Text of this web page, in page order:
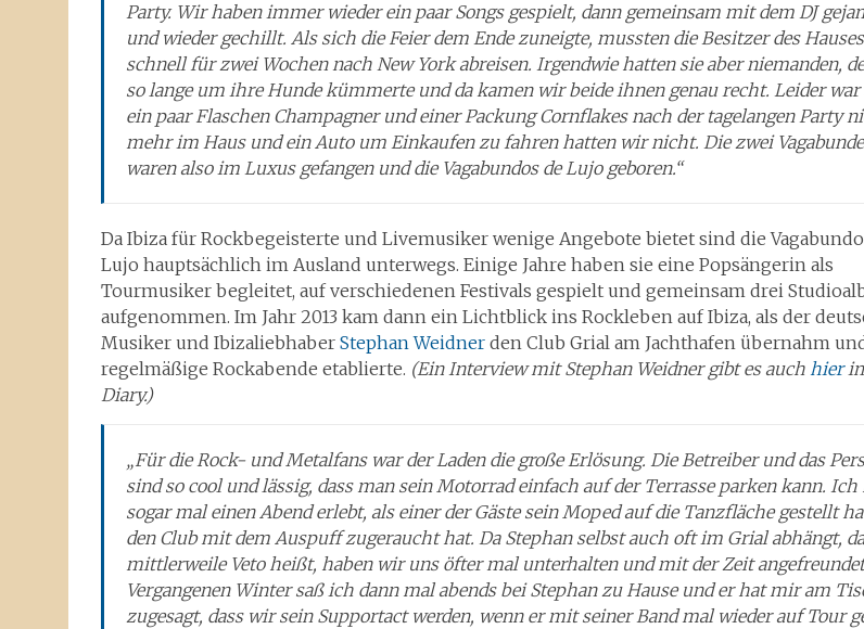
Party. Wir haben immer wieder ein paar Songs gespielt, dann gemeinsam mit dem DJ
und wieder gechillt. Als sich die Feier dem Ende zuneigte, mussten die Besitzer des Hauses
schnell für zwei Wochen nach New York abreisen. Irgendwie hatten sie aber niemanden,
so lange um ihre Hunde kümmerte und da kamen wir beide ihnen genau recht. Leider war
ein paar Flaschen Champagner und einer Packung Cornflakes nach der tagelangen Party
mehr im Haus und ein Auto um Einkaufen zu fahren hatten wir nicht. Die zwei
waren also im Luxus gefangen und die Vagabundos de Lujo geboren.“
Da Ibiza für Rockbegeisterte und Livemusiker wenige Angebote bietet sind die
Lujo hauptsächlich im Ausland unterwegs. Einige Jahre haben sie eine Popsängerin als
Tourmusiker begleitet, auf verschiedenen Festivals gespielt und gemeinsam drei
aufgenommen. Im Jahr 2013 kam dann ein Lichtblick ins Rockleben auf Ibiza, als der
Musiker und Ibizaliebhaber Stephan Weidner den Club Grial am Jachthafen übernahm
regelmäßige Rockabende etablierte. (Ein Interview mit Stephan Weidner gibt es auch hier
Diary.)
„Für die Rock- und Metalfans war der Laden die große Erlösung. Die Betreiber und das
sind so cool und lässig, dass man sein Motorrad einfach auf der Terrasse parken kann. Ich
sogar mal einen Abend erlebt, als einer der Gäste sein Moped auf die Tanzfläche gestellt
den Club mit dem Auspuff zugeraucht hat. Da Stephan selbst auch oft im Grial abhängt,
mittlerweile Veto heißt, haben wir uns öfter mal unterhalten und mit der Zeit
Vergangenen Winter saß ich dann mal abends bei Stephan zu Hause und er hat mir am
zugesagt, dass wir sein Supportact werden, wenn er mit seiner Band mal wieder auf Tour